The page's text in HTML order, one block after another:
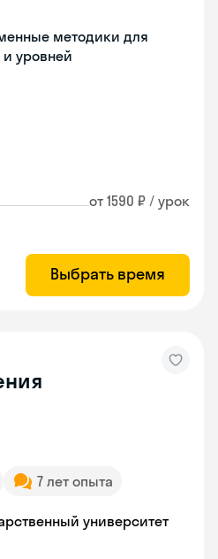
методики для
и уровней
от 1590 ₽ / урок
Выбрать время
7 лет опыта
университет